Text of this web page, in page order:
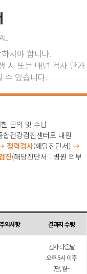
셔야 합니다.
시 또는 매년 검사 단가
수 있습니다.
문의 및 수납
건강검진센터로 내원
청력검사(해당진단서) →
진(해당진단서 : 병원 외부
주의사항 결과지 수령
검사 다음날
오후 5시 이후
(단, 월~